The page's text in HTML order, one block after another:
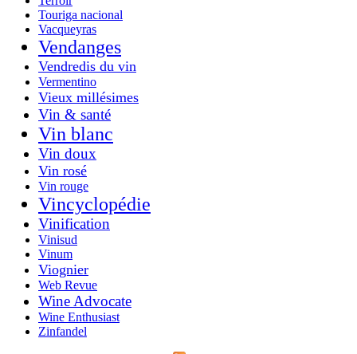
Touriga nacional
Vacqueyras
Vendanges
Vendredis du vin
Vermentino
Vieux millésimes
Vin & santé
Vin blanc
Vin doux
Vin rosé
Vin rouge
Vincyclopédie
Vinification
Vinisud
Vinum
Viognier
Web Revue
Wine Advocate
Wine Enthusiast
Zinfandel